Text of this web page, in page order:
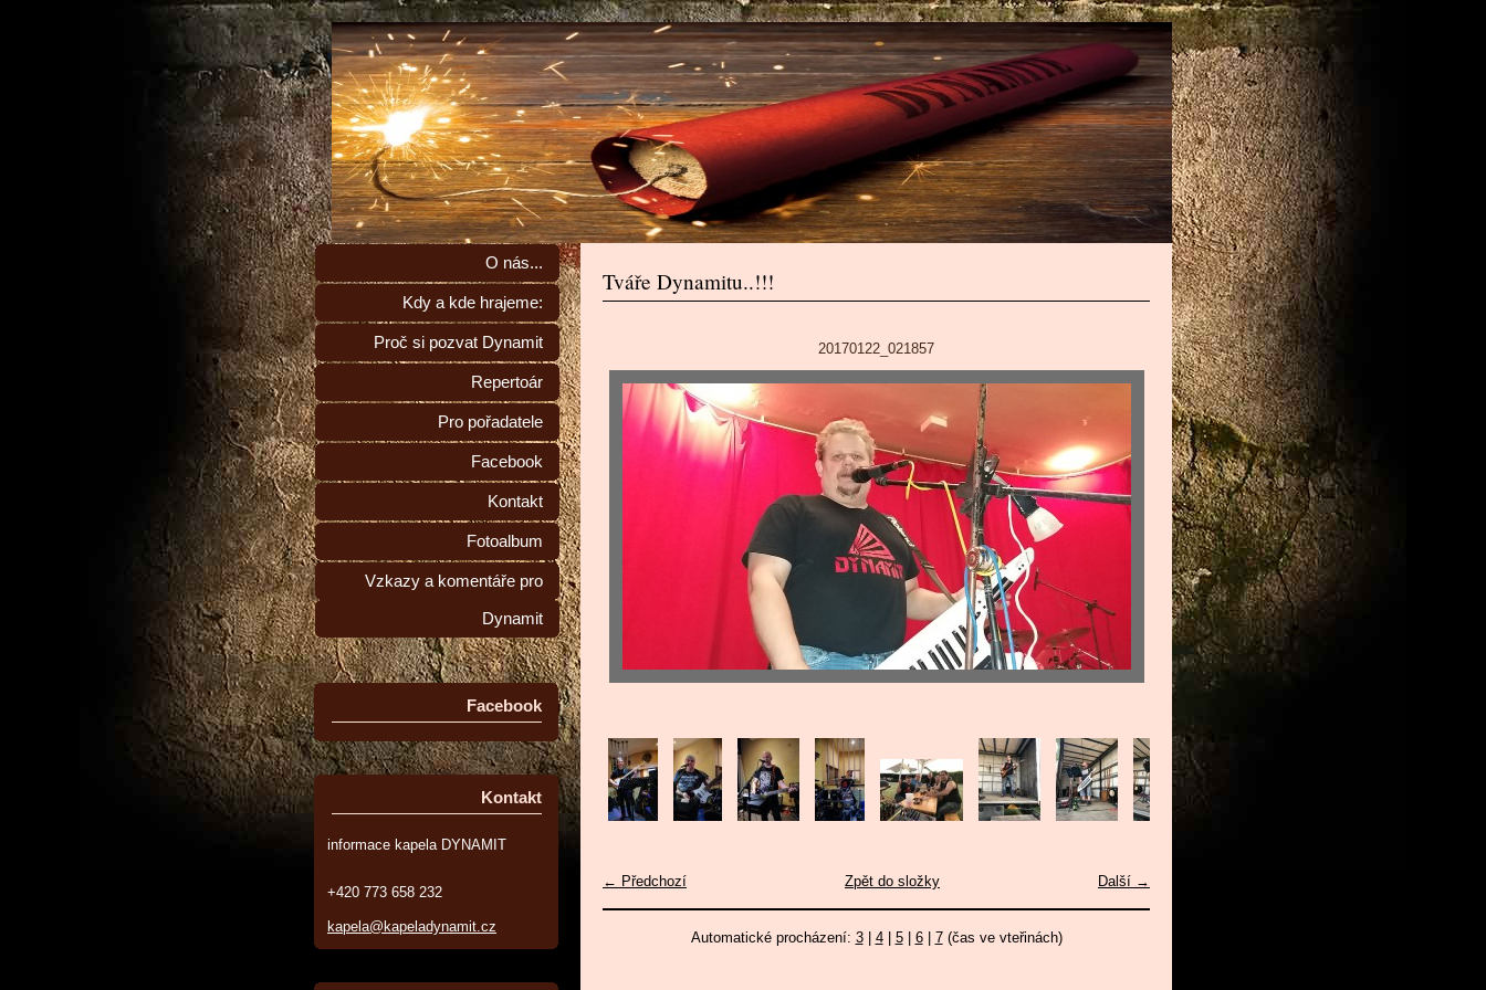
O nás...
Kdy a kde hrajeme:
Proč si pozvat Dynamit
Repertoár
Pro pořadatele
Facebook
Kontakt
Fotoalbum
Vzkazy a komentáře pro
Dynamit
Facebook
Kontakt
informace kapela DYNAMIT
+420 773 658 232
kapela@kapeladynamit.cz
Tváře Dynamitu..!!!
20170122_021857
← Předchozí Další →
Zpět do složky
Automatické procházení: 3| 4| 5| 6| 7(čas ve vteřinách)